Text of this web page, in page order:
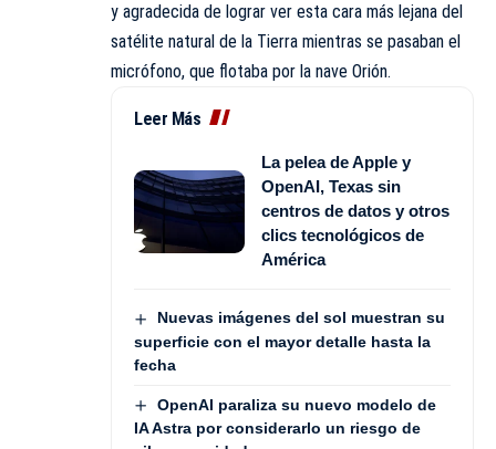
y agradecida de lograr ver esta cara más lejana del
satélite natural de la Tierra mientras se pasaban el
micrófono, que flotaba por la nave Orión.
Leer Más
La pelea de Apple y
OpenAI, Texas sin
centros de datos y otros
clics tecnológicos de
América
Nuevas imágenes del sol muestran su
superficie con el mayor detalle hasta la
fecha
OpenAI paraliza su nuevo modelo de
IA Astra por considerarlo un riesgo de